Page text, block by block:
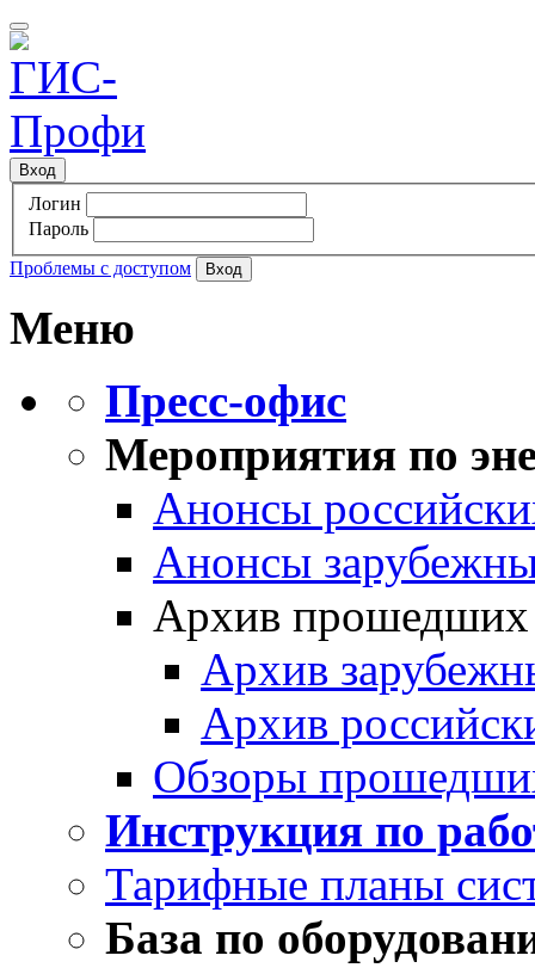
Вход
Логин
Пароль
Проблемы с доступом
Меню
Пресс-офис
Мероприятия по
Анонсы
Анонсы
Архив прошедших
Архив
Архив
Обзоры
Инструкция по
Тарифные планы
База по